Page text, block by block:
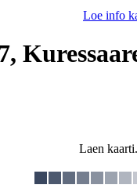
Loe info
Laen